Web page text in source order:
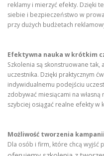
reklamy i mierzyć efekty. Dzięki
siebie i bezpieczeństwo w
przy dużych budżetach
Efektywna nauka w krótkim
Szkolenia są skonstruowane tak,
uczestnika. Dzięki praktycznym
indywidualnemu podejściu
zdobywać miesiącami na własną
szybciej osiągać realne efekty w
Możliwość tworzenia
Dla osób i firm, które chcą wyjść